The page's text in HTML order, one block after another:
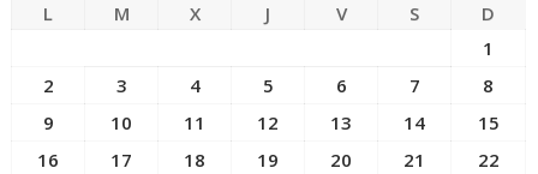
L M X J V S
D
1
2
3 4 5 6 7
8
9
10 11 12 13 14
15
16
17 18 19 20 21
22